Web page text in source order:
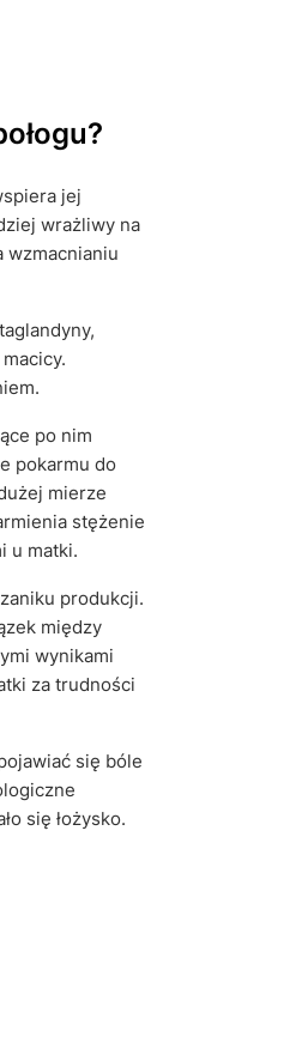
jej
wrażliwy na
wzmacnianiu
po nim
pokarmu do
mierze
stężenie
u matki.
produkcji.
między
wynikami
za trudności
się bóle
się łożysko.